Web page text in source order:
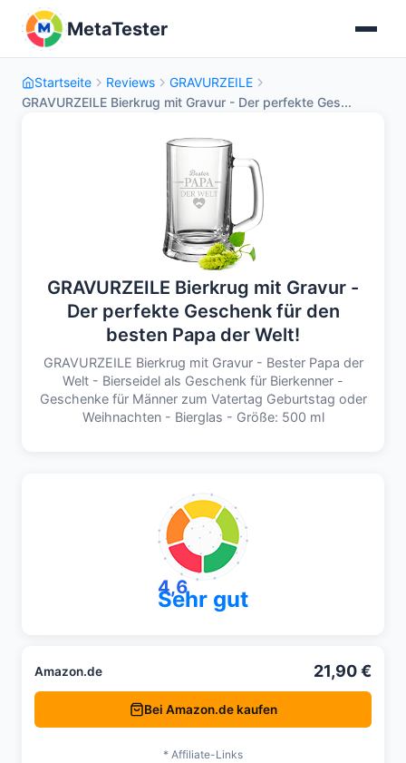
MetaTester
Startseite Reviews
GRAVURZEILE
GRAVURZEILE Bierkrug mit Gravur - Der perfekte Ges...
GRAVURZEILE Bierkrug mit Gravur -
Der perfekte Geschenk für den
besten Papa der Welt!
GRAVURZEILE Bierkrug mit Gravur - Bester Papa der
Welt - Bierseidel als Geschenk für Bierkenner -
Geschenke für Männer zum Vatertag Geburtstag oder
Weihnachten - Bierglas - Größe: 500 ml
4,6
Sehr gut
Amazon.de 21,90 €
Bei Amazon.de kaufen
* Affiliate-Links